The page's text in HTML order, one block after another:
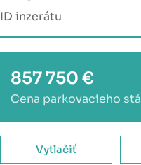
ID inzerátu
857 750 €
Cena parkovacieho
Vytlačiť